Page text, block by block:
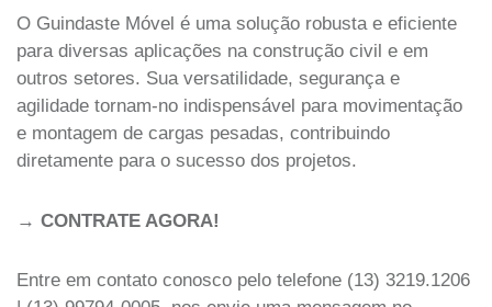
O Guindaste Móvel é uma solução robusta e eficiente
para diversas aplicações na construção civil e em
outros setores. Sua versatilidade, segurança e
agilidade tornam-no indispensável para movimentação
e montagem de cargas pesadas, contribuindo
diretamente para o sucesso dos projetos.
→ CONTRATE AGORA!
Entre em contato conosco pelo telefone (13) 3219.1206